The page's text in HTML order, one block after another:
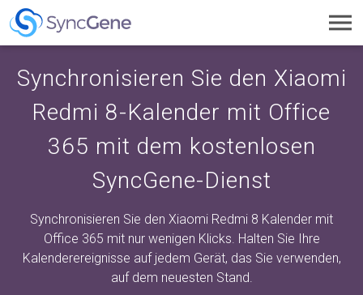
Synchronisieren Sie den Xiaomi
Redmi 8-Kalender mit Office
365 mit dem kostenlosen
SyncGene-Dienst
Synchronisieren Sie den Xiaomi Redmi 8 Kalender mit
Office 365 mit nur wenigen Klicks. Halten Sie Ihre
Kalenderereignisse auf jedem Gerät, das Sie verwenden,
auf dem neuesten Stand.